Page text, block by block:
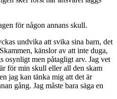
för någon annans skull.
undvika att svika sina barn, det
känslor av att inte duga,
osynligt men påtagligt arv. Jag vet
för min skull eller all den skam
jag kan tänka mig att det är
gång. Jag måste bara säga en